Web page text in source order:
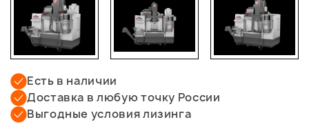
Есть в наличии
Доставка в любую точку России
Выгодные условия лизинга